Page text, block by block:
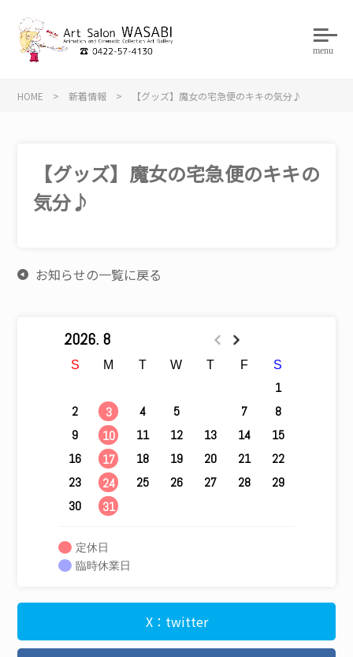
menu
HOME >新着情報 > 【グッズ】魔女の宅急便のキキの気分♪
【グッズ】魔女の宅急便のキキの
気分♪
お知らせの一覧に戻る
2026. 8
S M T W T F S
1
2
3 4 5 7
8
9
10 11 12 13 14
15
16
17 18 19 20 21
22
23
24 25 26 27 28
29
30
31
定休日
臨時休業日
X：twitter